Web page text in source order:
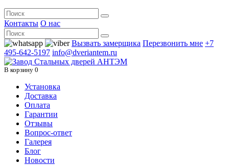
Контакты О нас
Вызвать замерщика Перезвонить мне +7
495-642-5197 info@dveriantem.ru
В корзину 0
Установка
Доставка
Оплата
Гарантии
Отзывы
Вопрос-ответ
Галерея
Блог
Новости